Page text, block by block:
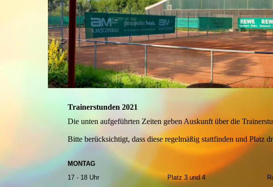
Trainerstunden 2021
Die unten aufgeführten Zeiten geben Auskunft über die
Bitte berücksichtigt, dass diese regelmäßig stattfinden und Platz
MONTAG
17 - 18 Uhr
Platz 3 und 4